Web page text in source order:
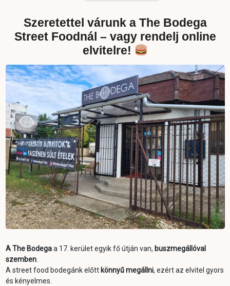
Szeretettel várunk a The Bodega
Street Foodnál – vagy rendelj online
elvitelre!
A The Bodegaa 17. kerület egyik fő útján van, buszmegállóval
szemben.
A street food bodegánk előtt könnyű megállni, ezért az elvitel gyors
és kényelmes.